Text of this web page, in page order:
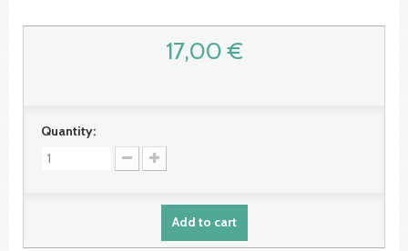
17,00 €
Quantity:
Add to cart